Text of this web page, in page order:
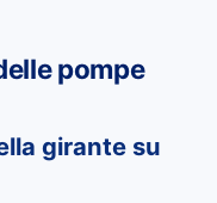
pompe
girante su